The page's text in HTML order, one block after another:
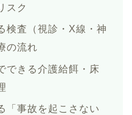
スク
検査（視診・X線・神
の流れ
できる介護給餌・床
「事故を起こさない